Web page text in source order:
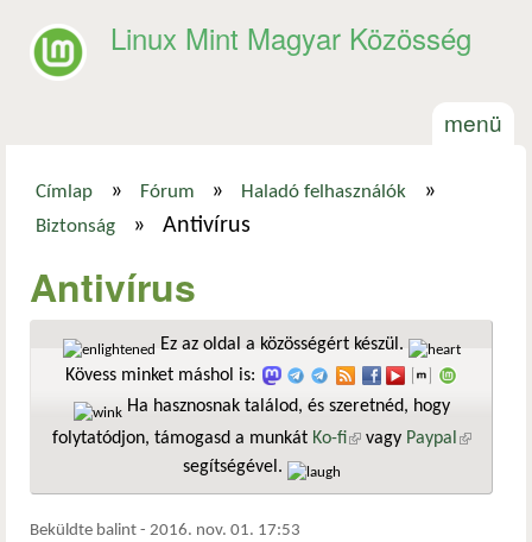
Linux Mint Magyar Közösség
menü
Jelenlegi hely
Címlap » Fórum » Haladó felhasználók »
Biztonság » Antivírus
Antivírus
Ez az oldal a közösségért készül.
Kövess minket máshol is:
Ha hasznosnak találod, és szeretnéd, hogy
folytatódjon, támogasd a munkát Ko-fi(külső hivatkozás)
vagy Paypal
segítségével.
Beküldte balint - 2016. nov. 01. 17:53